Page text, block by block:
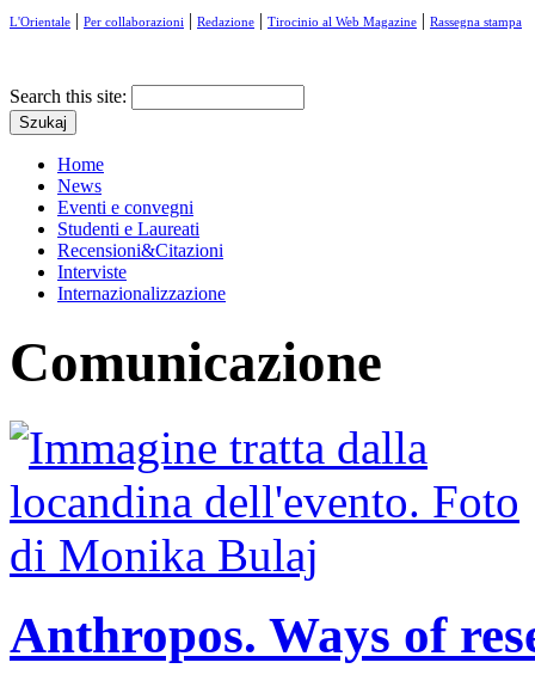
L'Orientale | Per collaborazioni | Redazione | Tirocinio al Web Magazine | Rassegna stampa
Search this site:
Home
News
Eventi e convegni
Studenti e Laureati
Recensioni&Citazioni
Interviste
Internazionalizzazione
Comunicazione
Anthropos. Ways of